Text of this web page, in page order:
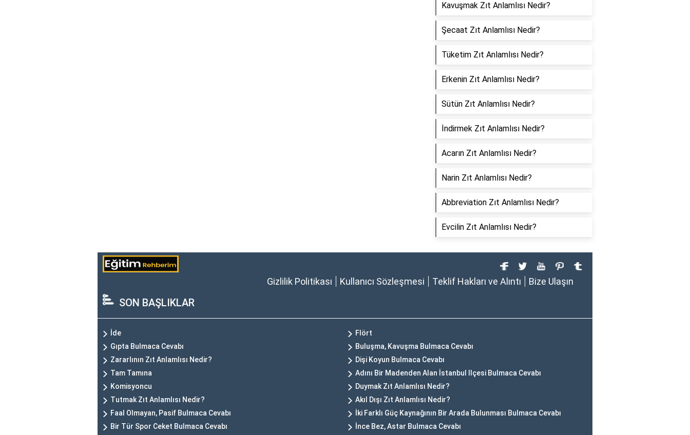
Kavuşmak Zıt Anlamlısı Nedir?
Şecaat Zıt Anlamlısı Nedir?
Tüketim Zıt Anlamlısı Nedir?
Erkenin Zıt Anlamlısı Nedir?
Sütün Zıt Anlamlısı Nedir?
İndirmek Zıt Anlamlısı Nedir?
Acarın Zıt Anlamlısı Nedir?
Narin Zıt Anlamlısı Nedir?
Abbreviation Zıt Anlamlısı Nedir?
Evcilin Zıt Anlamlısı Nedir?
Gizlilik Politikası Kullanıcı Sözleşmesi Teklif Hakları ve Alıntı Bize Ulaşın
SON BAŞLIKLAR
İde
Flört
Gıpta Bulmaca Cevabı
Buluşma, Kavuşma Bulmaca Cevabı
Zararlının Zıt Anlamlısı Nedir?
Dişi Koyun Bulmaca Cevabı
Tam Tamına
Adını Bir Madenden Alan İstanbul Ilçesi Bulmaca Cevabı
Komisyoncu
Duymak Zıt Anlamlısı Nedir?
Tutmak Zıt Anlamlısı Nedir?
Akıl Dışı Zıt Anlamlısı Nedir?
Faal Olmayan, Pasif Bulmaca Cevabı
İki Farklı Güç Kaynağının Bir Arada Bulunması Bulmaca Cevabı
Bir Tür Spor Ceket Bulmaca Cevabı
İnce Bez, Astar Bulmaca Cevabı